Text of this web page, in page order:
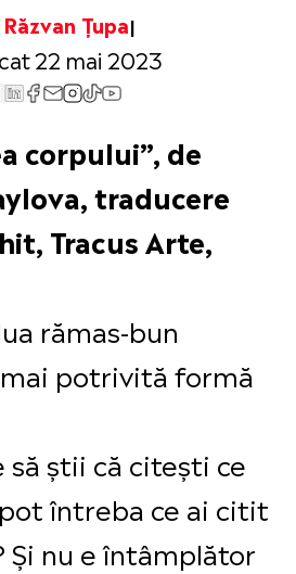
Răzvan Țupa
22 mai 2023
corpului”, de
traducere
Tracus Arte,
rămas-bun
potrivită formă
să știi că citești ce
întreba ce ai citit
Și nu e întâmplător